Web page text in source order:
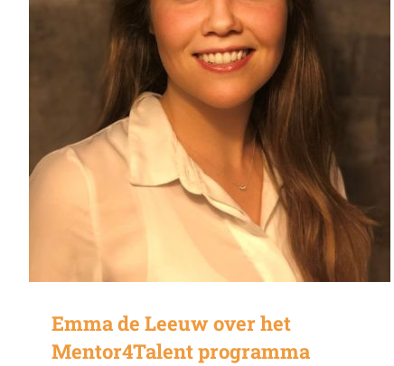
Emma de Leeuw over het
Mentor4Talent programma